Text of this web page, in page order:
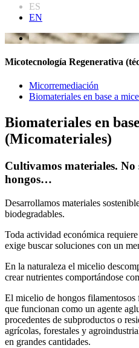
ES
EN
Micotecnología Regenerativa
Micorremediación
Biomateriales en base a
Biomateriales en
(Micomateriales)
Cultivamos materiales. No
hongos…
Desarrollamos materiales
biodegradables.
Toda actividad económica
exige buscar soluciones con un
En la naturaleza el micelio
crear nutrientes comportándose
El micelio de hongos filamentosos
que funcionan como un agente
procedentes de subproductos o
agrícolas, forestales y
en grandes cantidades.